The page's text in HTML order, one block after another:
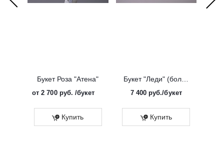
Букет Роза "Атена"
от2 700 руб. /букет
Купить
Букет "Леди" (большой)
7 400 руб./букет
Купить